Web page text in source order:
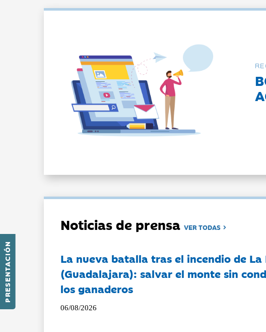
PRESENTACIÓN
Noticias de prensaVER TODAS
La nueva batalla tras el incendio de La
(Guadalajara): salvar el monte sin
los ganaderos
06/08/2026